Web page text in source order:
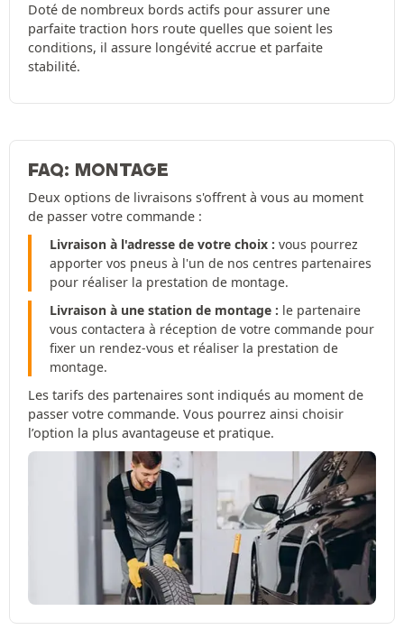
Doté de nombreux bords actifs pour assurer une
parfaite traction hors route quelles que soient les
conditions, il assure longévité accrue et parfaite
stabilité.
FAQ: MONTAGE
Deux options de livraisons s'offrent à vous au moment
de passer votre commande :
Livraison à l'adresse de votre choix : vous pourrez
apporter vos pneus à l'un de nos centres partenaires
pour réaliser la prestation de montage.
Livraison à une station de montage : le partenaire
vous contactera à réception de votre commande pour
fixer un rendez-vous et réaliser la prestation de
montage.
Les tarifs des partenaires sont indiqués au moment de
passer votre commande. Vous pourrez ainsi choisir
l’option la plus avantageuse et pratique.